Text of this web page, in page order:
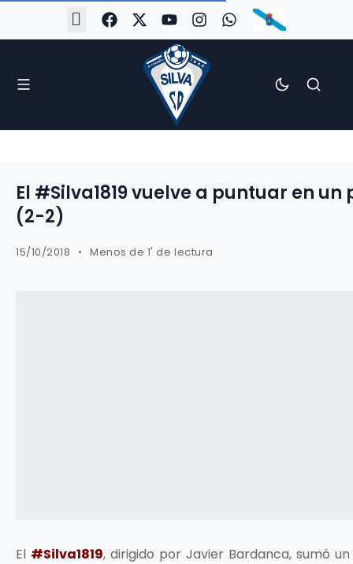
El #Silva1819 vuelve a puntuar en
(2-2)
15/10/2018 Menos de 1' de lectura
El #Silva1819, dirigido por Javier Bardanca, sumó